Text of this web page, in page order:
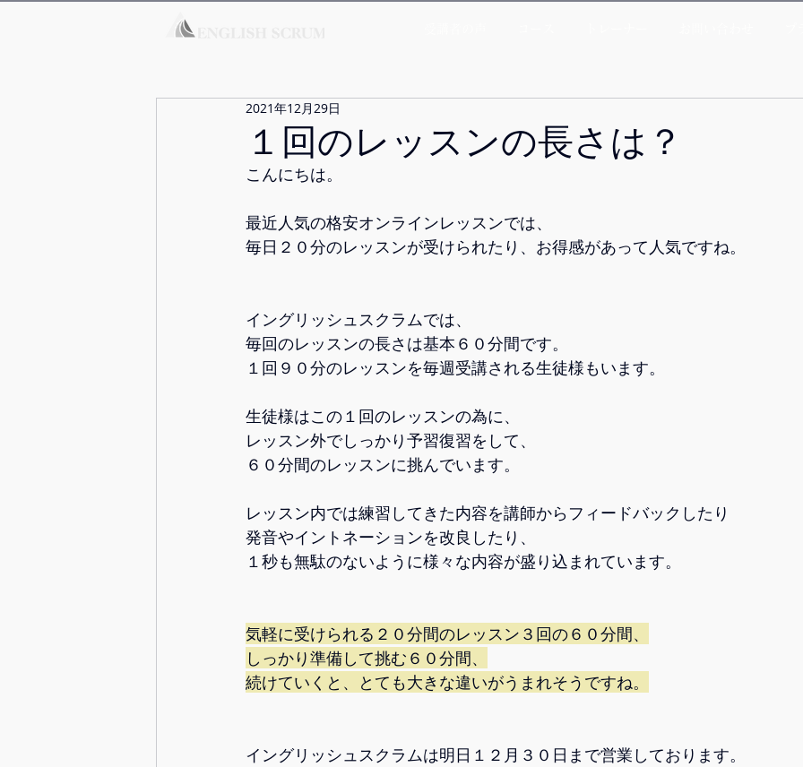
１回のレッスンの長さは？
2021年12月29日
こんにちは。
最近人気の格安オンラインレッスンでは、
毎日２０分のレッスンが受けられたり、お得感があって人気ですね。
イングリッシュスクラムでは、
毎回のレッスンの長さは基本６０分間です。
１回９０分のレッスンを毎週受講される生徒様もいます。
生徒様はこの１回のレッスンの為に、
レッスン外でしっかり予習復習をして、
６０分間のレッスンに挑んでいます。
レッスン内では練習してきた内容を講師からフィードバックしたり
発音やイントネーションを改良したり、
１秒も無駄のないように様々な内容が盛り込まれています。
気軽に受けられる２０分間のレッスン３回の６０分間、
しっかり準備して挑む６０分間、
続けていくと、とても大きな違いがうまれそうですね。
イングリッシュスクラムは明日１２月３０日まで営業しております。